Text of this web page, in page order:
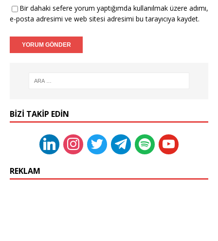
Bir dahaki sefere yorum yaptığımda kullanılmak üzere adımı,
e-posta adresimi ve web sitesi adresimi bu tarayıcıya kaydet.
BIZI TAKIP EDIN
REKLAM